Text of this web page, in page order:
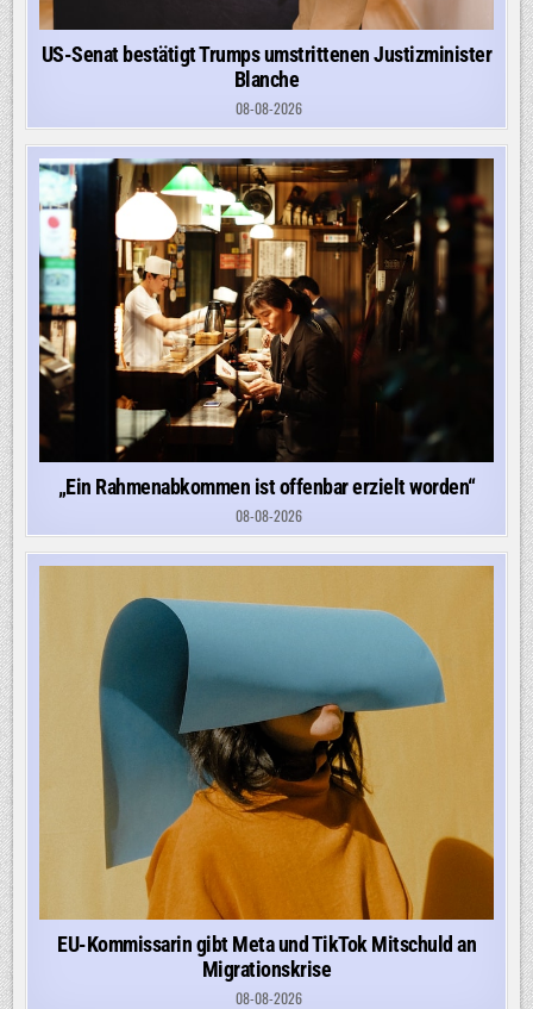
US-Senat bestätigt Trumps umstrittenen Justizminister
Blanche
08-08-2026
„Ein Rahmenabkommen ist offenbar erzielt worden“
08-08-2026
EU-Kommissarin gibt Meta und TikTok Mitschuld an
Migrationskrise
08-08-2026